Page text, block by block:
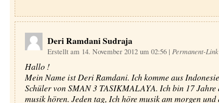
Deri Ramdani Sudraja
Erstellt am 14. November 2012 um 02:56 | Permanent-Link
Hallo !
Mein Name ist Deri Ramdani. Ich komme aus
Schüler von SMAN 3 TASIKMALAYA. Ich bin 17 Jahre
musik hören. Jeden tag, Ich höre musik am morgen und